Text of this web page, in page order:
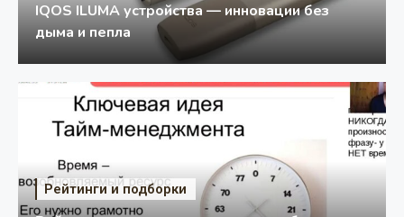
IQOS ILUMA устройства — инновации без
дыма и пепла
Рейтинги и подборки